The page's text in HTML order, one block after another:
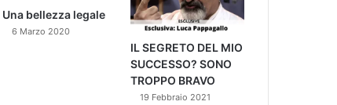
Una bellezza legale
6 Marzo 2020
IL SEGRETO DEL MIO
SUCCESSO? SONO
TROPPO BRAVO
19 Febbraio 2021